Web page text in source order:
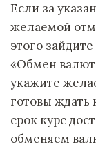
Если за
желаемой
этого
«Обмен
укажите
готовы ждать
срок курс
обменяем